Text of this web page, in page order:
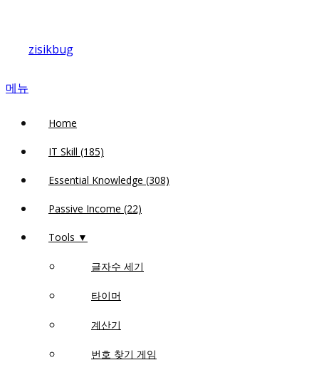
바
zisikbug
메뉴
Home
IT Skill (185)
Essential Knowledge (308)
Passive Income (22)
Tools ▼
글자수 세기
타이머
계산기
번호 찾기 게임